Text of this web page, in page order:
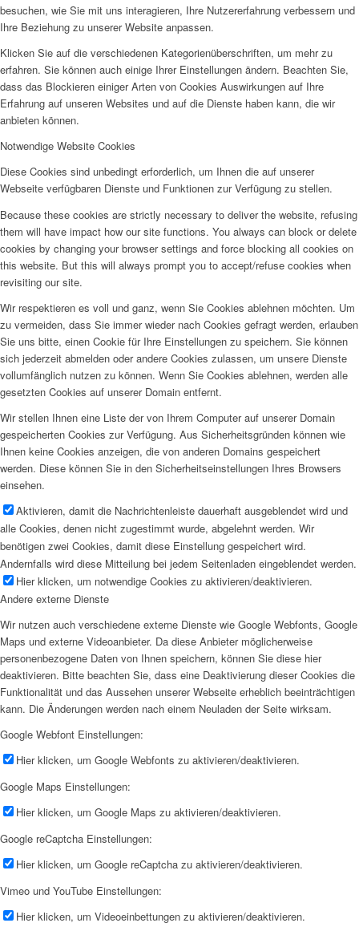
besuchen, wie Sie mit uns interagieren, Ihre Nutzererfahrung verbessern und
Ihre Beziehung zu unserer Website anpassen.
Klicken Sie auf die verschiedenen Kategorienüberschriften, um mehr zu
erfahren. Sie können auch einige Ihrer Einstellungen ändern. Beachten Sie,
dass das Blockieren einiger Arten von Cookies Auswirkungen auf Ihre
Erfahrung auf unseren Websites und auf die Dienste haben kann, die wir
anbieten können.
Notwendige Website Cookies
Diese Cookies sind unbedingt erforderlich, um Ihnen die auf unserer
Webseite verfügbaren Dienste und Funktionen zur Verfügung zu stellen.
Because these cookies are strictly necessary to deliver the website, refusing
them will have impact how our site functions. You always can block or delete
cookies by changing your browser settings and force blocking all cookies on
this website. But this will always prompt you to accept/refuse cookies when
revisiting our site.
Wir respektieren es voll und ganz, wenn Sie Cookies ablehnen möchten. Um
zu vermeiden, dass Sie immer wieder nach Cookies gefragt werden, erlauben
Sie uns bitte, einen Cookie für Ihre Einstellungen zu speichern. Sie können
sich jederzeit abmelden oder andere Cookies zulassen, um unsere Dienste
vollumfänglich nutzen zu können. Wenn Sie Cookies ablehnen, werden alle
gesetzten Cookies auf unserer Domain entfernt.
Wir stellen Ihnen eine Liste der von Ihrem Computer auf unserer Domain
gespeicherten Cookies zur Verfügung. Aus Sicherheitsgründen können wie
Ihnen keine Cookies anzeigen, die von anderen Domains gespeichert
werden. Diese können Sie in den Sicherheitseinstellungen Ihres Browsers
einsehen.
Aktivieren, damit die Nachrichtenleiste dauerhaft ausgeblendet wird und
alle Cookies, denen nicht zugestimmt wurde, abgelehnt werden. Wir
benötigen zwei Cookies, damit diese Einstellung gespeichert wird.
Andernfalls wird diese Mitteilung bei jedem Seitenladen eingeblendet werden.
Hier klicken, um notwendige Cookies zu aktivieren/deaktivieren.
Andere externe Dienste
Wir nutzen auch verschiedene externe Dienste wie Google Webfonts, Google
Maps und externe Videoanbieter. Da diese Anbieter möglicherweise
personenbezogene Daten von Ihnen speichern, können Sie diese hier
deaktivieren. Bitte beachten Sie, dass eine Deaktivierung dieser Cookies die
Funktionalität und das Aussehen unserer Webseite erheblich beeinträchtigen
kann. Die Änderungen werden nach einem Neuladen der Seite wirksam.
Google Webfont Einstellungen:
Hier klicken, um Google Webfonts zu aktivieren/deaktivieren.
Google Maps Einstellungen:
Hier klicken, um Google Maps zu aktivieren/deaktivieren.
Google reCaptcha Einstellungen:
Hier klicken, um Google reCaptcha zu aktivieren/deaktivieren.
Vimeo und YouTube Einstellungen:
Hier klicken, um Videoeinbettungen zu aktivieren/deaktivieren.